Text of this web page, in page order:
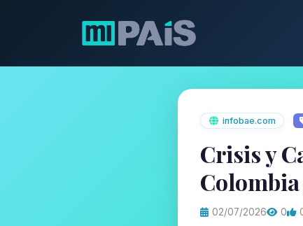
infobae.com
Crisis y
Colombia
02/07/2026 0